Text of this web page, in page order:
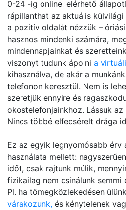
0-24 -ig online, elérhető
rápillanthat az aktuális
a pozitív oldalát nézzük – óriási
hasznos mindenki számára,
mindennapjainkat és
viszonyt tudunk ápolni a
kihasználva, de akár a
telefonon keresztül. Nem is
szeretjük ennyire és
okostelefonjainkhoz. Lássuk
Nincs többé elfecsérelt drága
Ez az egyik legnyomósabb érv
használata mellett:
időt, csak rajtunk múlik,
fizikailag nem csinálunk
Pl. ha tömegközlekedésen
várakozunk, és kénytelenek